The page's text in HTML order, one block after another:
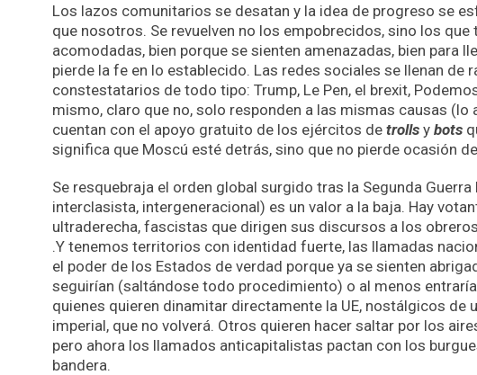
Los lazos comunitarios se desatan y la idea de progreso se
que nosotros. Se revuelven no los empobrecidos, sino los
acomodadas, bien porque se sienten amenazadas, bien para
pierde la fe en lo establecido. Las redes sociales se llenan de
constestatarios de todo tipo: Trump, Le Pen, el brexit,
mismo, claro que no, solo responden a las mismas causas
cuentan con el apoyo gratuito de los ejércitos de trolls y bots
significa que Moscú esté detrás, sino que no pierde ocasión
Se resquebraja el orden global surgido tras la Segunda
interclasista, intergeneracional) es un valor a la baja. Hay
ultraderecha, fascistas que dirigen sus discursos a los
.Y tenemos territorios con identidad fuerte, las llamadas
el poder de los Estados de verdad porque ya se sienten
seguirían (saltándose todo procedimiento) o al menos
quienes quieren dinamitar directamente la UE, nostálgicos de
imperial, que no volverá. Otros quieren hacer saltar por los
pero ahora los llamados anticapitalistas pactan con los
bandera.